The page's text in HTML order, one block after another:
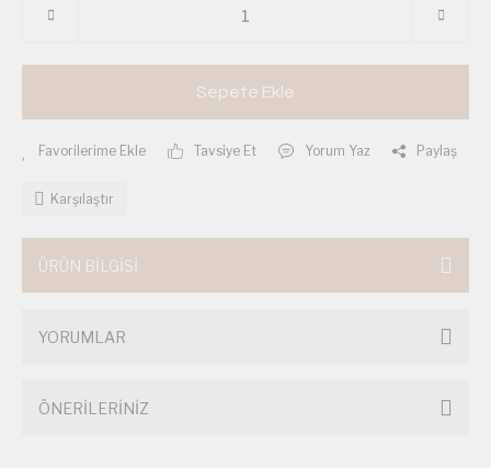
Sepete Ekle
Tavsiye Et Yorum Yaz Paylaş
Karşılaştır
ÜRÜN BİLGİSİ
YORUMLAR
ÖNERİLERİNİZ